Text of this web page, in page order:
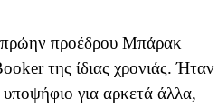
πρώην προέδρου Μπάρακ
της ίδιας χρονιάς. Ήταν
υποψήφιο για αρκετά άλλα,